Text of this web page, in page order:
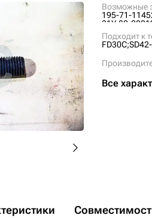
Возможные
195-71-
31Y-82-
Подходит к
FD30C;
Все